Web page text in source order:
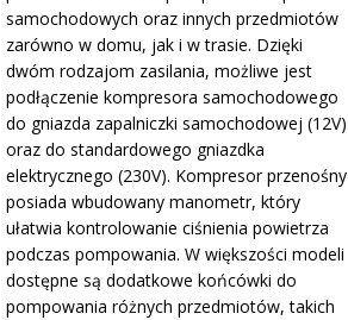
WIADOMOŚCI
z jazdy testowej
samochodowych oraz innych przedmiotów
zarówno w domu, jak i w trasie. Dzięki
dwóm rodzajom zasilania, możliwe jest
podłączenie kompresora samochodowego
do gniazda zapalniczki samochodowej (12V)
oraz do standardowego gniazdka
elektrycznego (230V). Kompresor przenośny
posiada wbudowany manometr, który
ułatwia kontrolowanie ciśnienia powietrza
podczas pompowania. W większości modeli
dostępne są dodatkowe końcówki do
pompowania różnych przedmiotów, takich